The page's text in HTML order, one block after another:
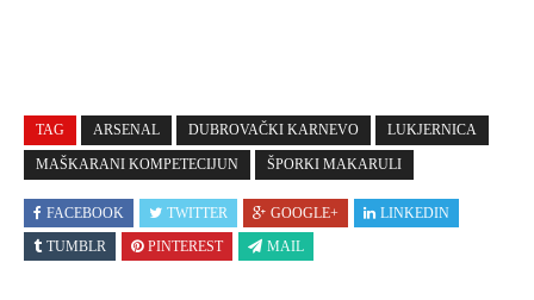
TAG ARSENAL DUBROVAČKI KARNEVO LUKJERNICA
MAŠKARANI KOMPETECIJUN ŠPORKI MAKARULI
FACEBOOK TWITTER GOOGLE+
LINKEDIN
TUMBLR
PINTEREST MAIL